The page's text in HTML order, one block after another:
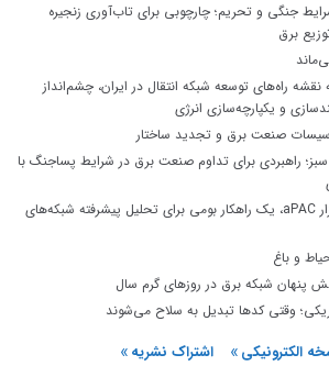
جنگی و تحریم؛ چارچوبی برای تاب‌آوری زنجیره
برق
راه‌های توسعه شبکه انتقال در ایران، چشم‌انداز
صنعت برق و تجدید ساختار
راهبردی برای تداوم صنعت برق در شرایط پساجنگ با
معرفی و ارزیابی نرم‌افزار aPAC، یک راهکار بومی برای تحلیل پیشرفته شبکه‌های
و باغ
پنهان شبکه برق در روزهای گرم سال
وقتی کدها تبدیل به سلاح می‌شوند
الکترونیکی
اشتراک نشریه